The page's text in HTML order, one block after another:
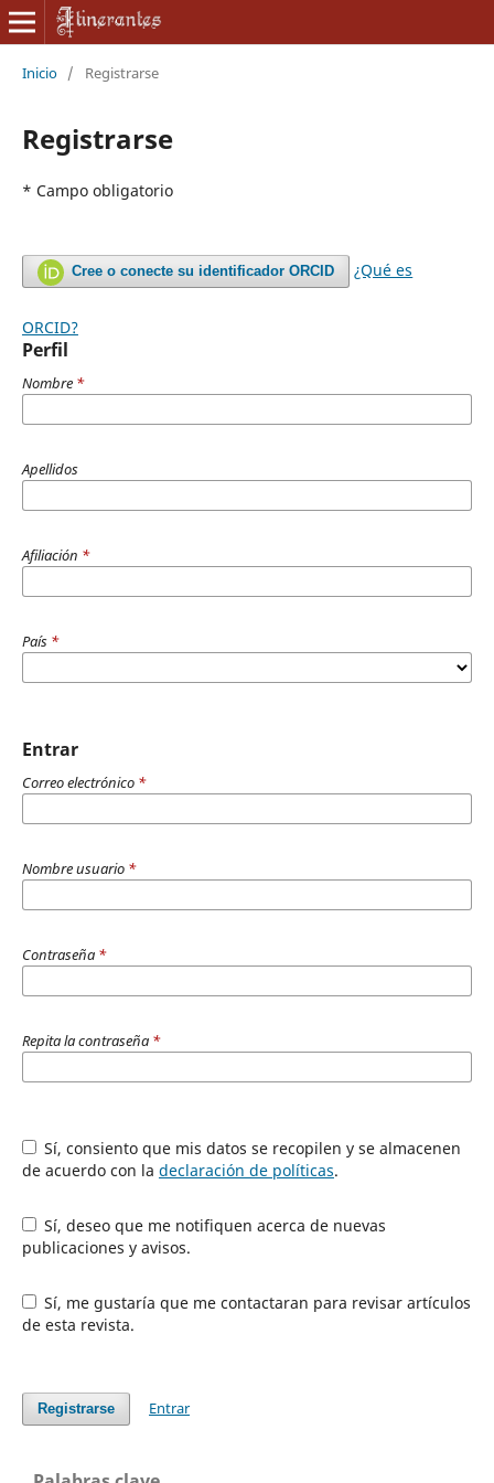
Inicio / Registrarse
Registrarse
* Campo obligatorio
Cree o conecte su identificador ORCID ¿Qué es
ORCID?
Perfil
Nombre *
Apellidos
Afiliación *
País *
Entrar
Correo electrónico *
Nombre usuario *
Contraseña *
Repita la contraseña *
Sí, consiento que mis datos se recopilen y se almacenen
de acuerdo con la declaración de políticas.
Sí, deseo que me notifiquen acerca de nuevas
publicaciones y avisos.
Sí, me gustaría que me contactaran para revisar artículos
de esta revista.
Registrarse Entrar